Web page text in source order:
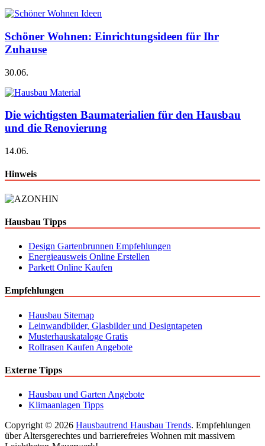
Schöner Wohnen: Einrichtungsideen für Ihr
Zuhause
30.06.
Die wichtigsten Baumaterialien für den Hausbau
und die Renovierung
14.06.
Hinweis
Hausbau Tipps
Design Gartenbrunnen Empfehlungen
Energieausweis Online Erstellen
Parkett Online Kaufen
Empfehlungen
Hausbau Sitemap
Leinwandbilder, Glasbilder und Designtapeten
Musterhauskataloge Gratis
Rollrasen Kaufen Angebote
Externe Tipps
Hausbau und Garten Angebote
Klimaanlagen Tipps
Copyright © 2026 Hausbautrend Hausbau Trends. Empfehlungen
über Altersgerechtes und barrierefreies Wohnen mit massivem